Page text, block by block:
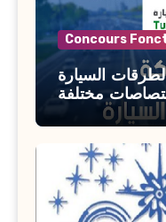
Concours
السيارة
في اختصاصات مختلفة